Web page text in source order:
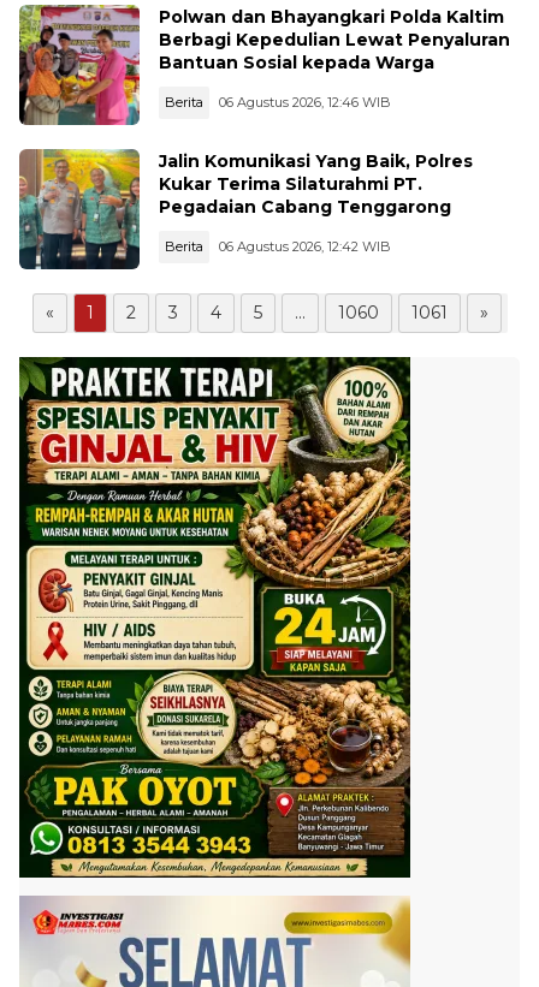
Polwan dan Bhayangkari Polda Kaltim
Berbagi Kepedulian Lewat Penyaluran
Bantuan Sosial kepada Warga
Berita 06 Agustus 2026, 12:46 WIB
Jalin Komunikasi Yang Baik, Polres
Kukar Terima Silaturahmi PT.
Pegadaian Cabang Tenggarong
Berita 06 Agustus 2026, 12:42 WIB
« 1 2 3 4 5 ... 1060 1061 »